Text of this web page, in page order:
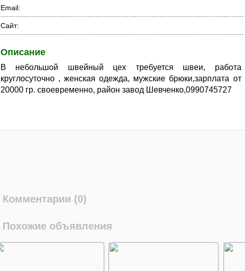
Email:
Сайт:
Описание
В небольшой швейный цех требуется швеи, работа
круглосуточно , женская одежда, мужские брюки,зарплата от
20000 гр. своевременно, район завод Шевченко,0990745727
Комментарии (0)
Похожие объявления